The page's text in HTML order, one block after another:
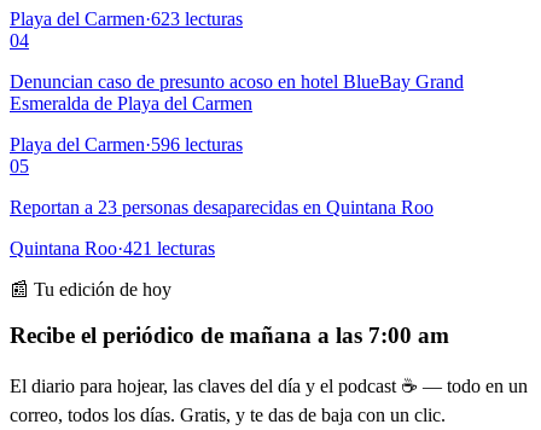
Playa del Carmen·623 lecturas
04
Denuncian caso de presunto acoso en hotel BlueBay Grand
Esmeralda de Playa del Carmen
Playa del Carmen·596 lecturas
05
Reportan a 23 personas desaparecidas en Quintana Roo
Quintana Roo·421 lecturas
📰 Tu edición de hoy
Recibe el periódico de mañana a las 7:00 am
El diario para hojear, las claves del día y el podcast ☕ — todo en un
correo, todos los días. Gratis, y te das de baja con un clic.